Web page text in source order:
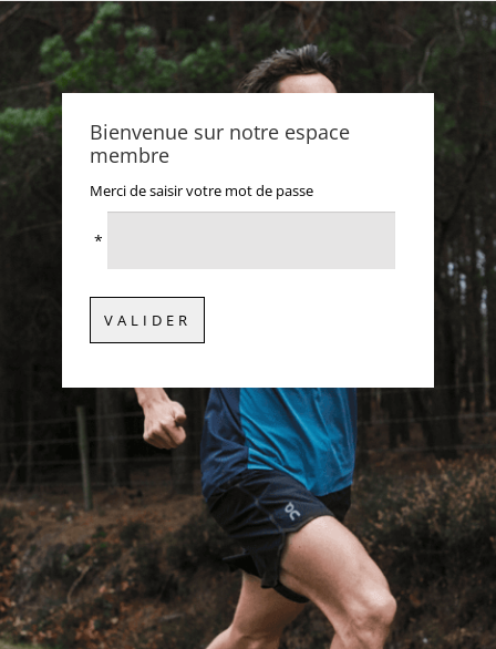
Bienvenue sur notre espace
membre
Merci de saisir votre mot de passe
*